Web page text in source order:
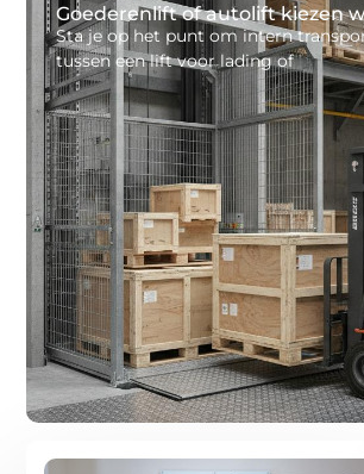
Goederenlift of autolift kiezen
Sta je op het punt om intern
tussen een lift voor lading of